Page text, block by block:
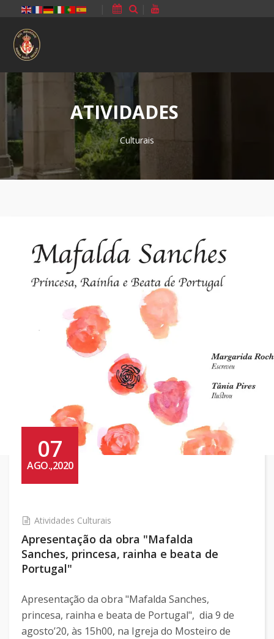
ATIVIDADES
Culturais
07
AGO.,2020
Atividades Culturais
Apresentação da obra "Mafalda
Sanches, princesa, rainha e beata de
Portugal"
Apresentação da obra "Mafalda Sanches,
princesa, rainha e beata de Portugal", dia 9 de
agosto’20, às 15h00, na Igreja do Mosteiro de